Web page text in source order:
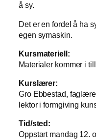
å sy.
Det er en fordel å ha
egen symaskin.
Kursmateriell:
Materialer kommer i
Kurslærer:
Gro Ebbestad,
lektor i formgiving
Tid/sted:
Oppstart mandag 12.